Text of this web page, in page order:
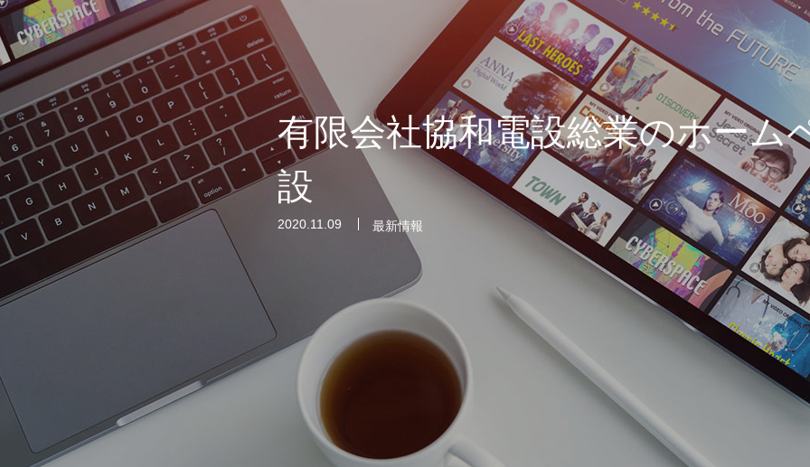
kintone®+基幹システムおよびプラグイン
kintone®+基幹システム kintone®向けプラグイン PluginAdaptiX Service Guide
HP/EC/Design/Logo
COMPANY
有限会社協和電設総業のホーム
設
2020.11.09 最新情報